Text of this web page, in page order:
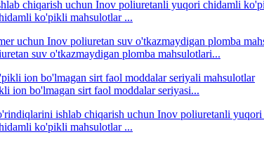
ko'pikli mahsulotlar ...
suv o'tkazmaydigan plomba mahsulotlari...
ion bo'lmagan sirt faol moddalar seriyasi...
ko'pikli mahsulotlar ...